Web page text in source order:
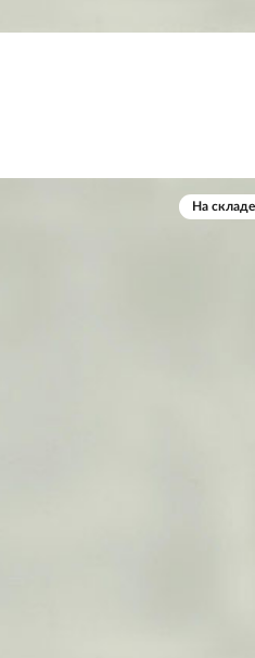
На складе